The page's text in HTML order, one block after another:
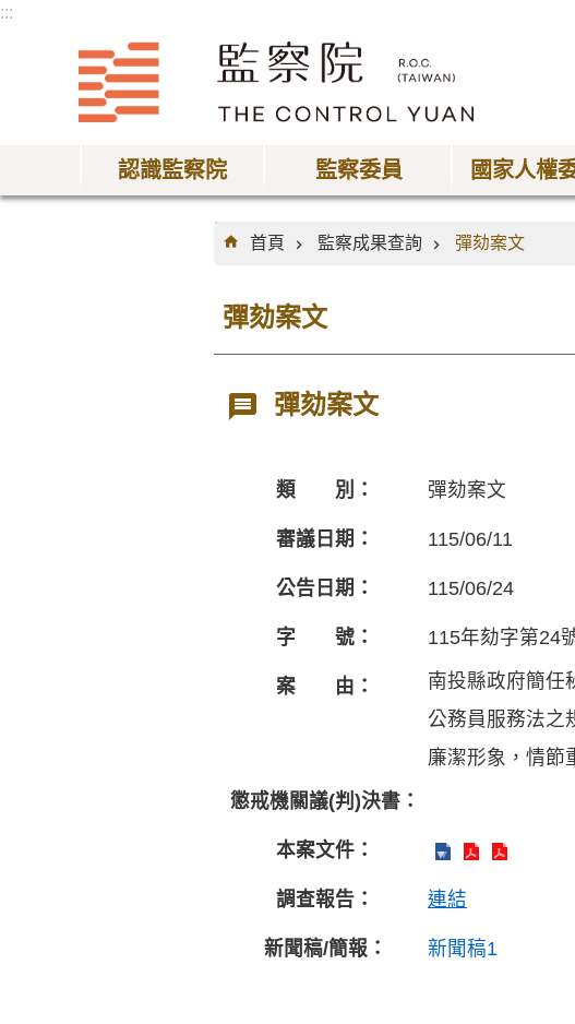
:::
認識監察院 監察委員 國家人權
:::
首頁
監察成果查詢 彈劾案文
彈劾案文
彈劾案文
類 別： 彈劾案文
審議日期： 115/06/11
公告日期： 115/06/24
字 號： 115年劾字第24
案 由：
南投縣政府簡任
公務員服務法之
廉潔形象，情節
懲戒機關議(判)決書：
本案文件：
調查報告： 連結
新聞稿/簡報： 新聞稿1